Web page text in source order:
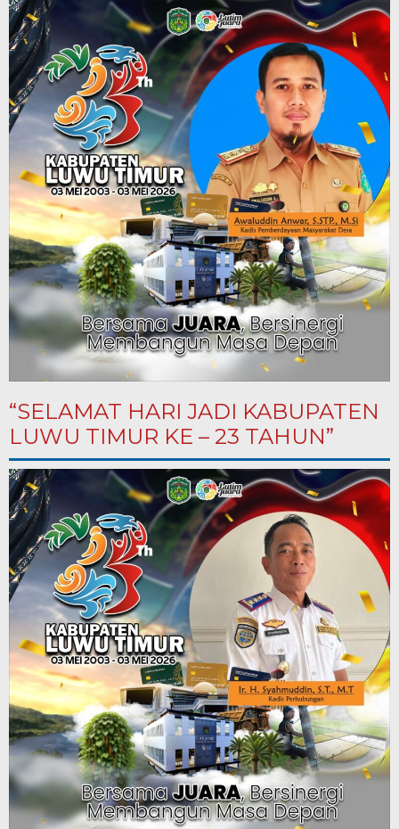
“SELAMAT HARI JADI KABUPATEN
LUWU TIMUR KE – 23 TAHUN”